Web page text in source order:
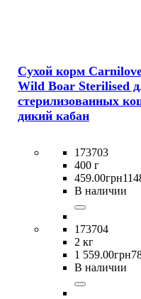
Сухой корм
Wild Boar Sterilised
стерилизованных
дикий кабан
173703
400 г
459.00грн
В наличии
173704
2 кг
1 559.00грн
В наличии